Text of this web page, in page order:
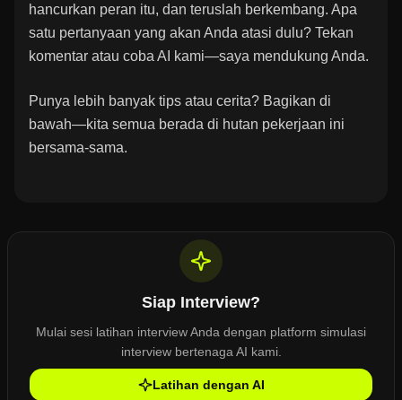
hancurkan peran itu, dan teruslah berkembang. Apa
satu pertanyaan yang akan Anda atasi dulu? Tekan
komentar atau coba AI kami—saya mendukung Anda.
Punya lebih banyak tips atau cerita? Bagikan di
bawah—kita semua berada di hutan pekerjaan ini
bersama-sama.
Siap Interview?
Mulai sesi latihan interview Anda dengan platform simulasi
interview bertenaga AI kami.
Latihan dengan AI